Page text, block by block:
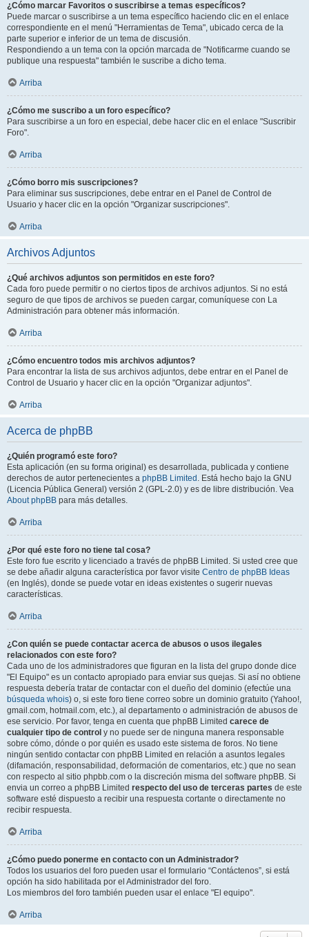
¿Cómo marcar Favoritos o suscribirse a temas específicos?
Puede marcar o suscribirse a un tema específico haciendo clic en el enlace
correspondiente en el menú "Herramientas de Tema", ubicado cerca de la
parte superior e inferior de un tema de discusión.
Respondiendo a un tema con la opción marcada de "Notificarme cuando se
publique una respuesta" también le suscribe a dicho tema.
Arriba
¿Cómo me suscribo a un foro específico?
Para suscribirse a un foro en especial, debe hacer clic en el enlace "Suscribir
Foro".
Arriba
¿Cómo borro mis suscripciones?
Para eliminar sus suscripciones, debe entrar en el Panel de Control de
Usuario y hacer clic en la opción "Organizar suscripciones".
Arriba
Archivos Adjuntos
¿Qué archivos adjuntos son permitidos en este foro?
Cada foro puede permitir o no ciertos tipos de archivos adjuntos. Si no está
seguro de que tipos de archivos se pueden cargar, comuníquese con La
Administración para obtener más información.
Arriba
¿Cómo encuentro todos mis archivos adjuntos?
Para encontrar la lista de sus archivos adjuntos, debe entrar en el Panel de
Control de Usuario y hacer clic en la opción "Organizar adjuntos".
Arriba
Acerca de phpBB
¿Quién programó este foro?
Esta aplicación (en su forma original) es desarrollada, publicada y contiene
derechos de autor pertenecientes a phpBB Limited . Está hecho bajo la GNU
(Licencia Pública General) versión 2 (GPL-2.0) y es de libre distribución. Vea
About phpBB para más detalles.
Arriba
¿Por qué este foro no tiene tal cosa?
Este foro fue escrito y licenciado a través de phpBB Limited. Si usted cree que
se debe añadir alguna característica por favor visite Centro de phpBB Ideas
(en Inglés), donde se puede votar en ideas existentes o sugerir nuevas
características.
Arriba
¿Con quién se puede contactar acerca de abusos o usos ilegales
relacionados con este foro?
Cada uno de los administradores que figuran en la lista del grupo donde dice
"El Equipo" es un contacto apropiado para enviar sus quejas. Si así no obtiene
respuesta debería tratar de contactar con el dueño del dominio (efectúe una
búsqueda whois) o, si este foro tiene correo sobre un dominio gratuito (Yahoo!,
gmail.com, hotmail.com, etc.), al departamento o administración de abusos de
ese servicio. Por favor, tenga en cuenta que phpBB Limited carece de
cualquier tipo de control y no puede ser de ninguna manera responsable
sobre cómo, dónde o por quién es usado este sistema de foros. No tiene
ningún sentido contactar con phpBB Limited en relación a asuntos legales
(difamación, responsabilidad, deformación de comentarios, etc.) que no sean
con respecto al sitio phpbb.com o la discreción misma del software phpBB. Si
envia un correo a phpBB Limited respecto del uso de terceras partes de este
software esté dispuesto a recibir una respuesta cortante o directamente no
recibir respuesta.
Arriba
¿Cómo puedo ponerme en contacto con un Administrador?
Todos los usuarios del foro pueden usar el formulario “Contáctenos”, si está
opción ha sido habilitada por el Administrador del foro.
Los miembros del foro también pueden usar el enlace "El equipo".
Arriba